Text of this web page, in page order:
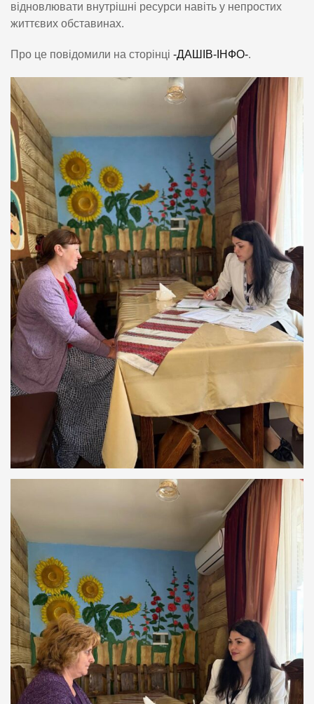
відновлювати внутрішні ресурси навіть у непростих
життєвих обставинах.
Про це повідомили на сторінці -ДАШІВ-ІНФО-.